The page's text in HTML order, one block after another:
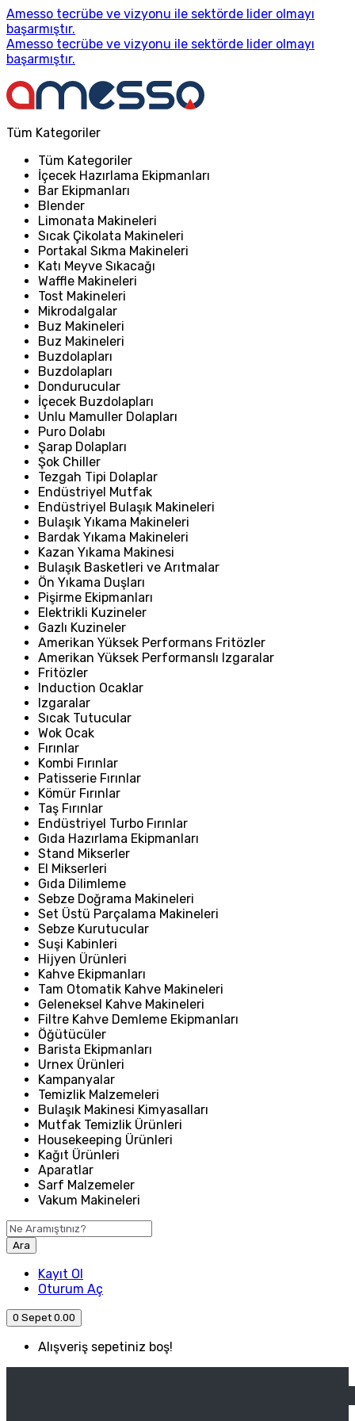
Amesso tecrübe ve vizyonu ile sektörde lider olmayı
başarmıştır.
Amesso tecrübe ve vizyonu ile sektörde lider olmayı
başarmıştır.
Tüm Kategoriler
Tüm Kategoriler
İçecek Hazırlama Ekipmanları
Bar Ekipmanları
Blender
Limonata Makineleri
Sıcak Çikolata Makineleri
Portakal Sıkma Makineleri
Katı Meyve Sıkacağı
Waffle Makineleri
Tost Makineleri
Mikrodalgalar
Buz Makineleri
Buz Makineleri
Buzdolapları
Buzdolapları
Dondurucular
İçecek Buzdolapları
Unlu Mamuller Dolapları
Puro Dolabı
Şarap Dolapları
Şok Chiller
Tezgah Tipi Dolaplar
Endüstriyel Mutfak
Endüstriyel Bulaşık Makineleri
Bulaşık Yıkama Makineleri
Bardak Yıkama Makineleri
Kazan Yıkama Makinesi
Bulaşık Basketleri ve Arıtmalar
Ön Yıkama Duşları
Pişirme Ekipmanları
Elektrikli Kuzineler
Gazlı Kuzineler
Amerikan Yüksek Performans Fritözler
Amerikan Yüksek Performanslı Izgaralar
Fritözler
Induction Ocaklar
Izgaralar
Sıcak Tutucular
Wok Ocak
Fırınlar
Kombi Fırınlar
Patisserie Fırınlar
Kömür Fırınlar
Taş Fırınlar
Endüstriyel Turbo Fırınlar
Gıda Hazırlama Ekipmanları
Stand Mikserler
El Mikserleri
Gıda Dilimleme
Sebze Doğrama Makineleri
Set Üstü Parçalama Makineleri
Sebze Kurutucular
Suşi Kabinleri
Hijyen Ürünleri
Kahve Ekipmanları
Tam Otomatik Kahve Makineleri
Geleneksel Kahve Makineleri
Filtre Kahve Demleme Ekipmanları
Öğütücüler
Barista Ekipmanları
Urnex Ürünleri
Kampanyalar
Temizlik Malzemeleri
Bulaşık Makinesi Kimyasalları
Mutfak Temizlik Ürünleri
Housekeeping Ürünleri
Kağıt Ürünleri
Aparatlar
Sarf Malzemeler
Vakum Makineleri
Ara
Kayıt Ol
Oturum Aç
0 Sepet 0.00
Alışveriş sepetiniz boş!